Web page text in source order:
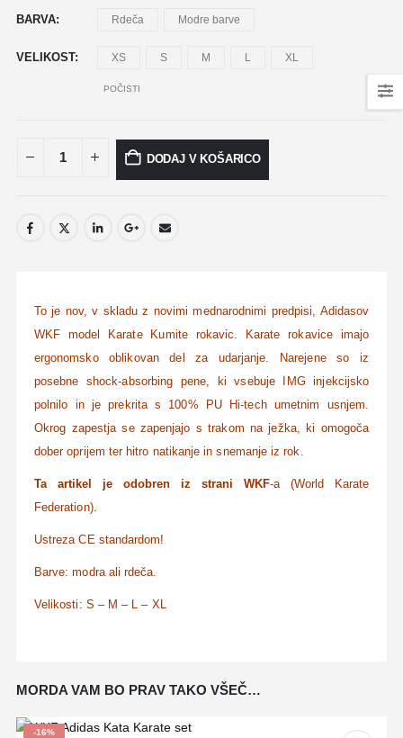
BARVA Rdeča Modre barve
VELIKOST XS S M L XL
POČISTI
DODAJ V KOŠARICO
To je nov, v skladu z novimi mednarodnimi predpisi, Adidasov
WKF model Karate Kumite rokavic. Karate rokavice imajo
ergonomsko oblikovan del za udarjanje. Narejene so iz
posebne shock-absorbing pene, ki vsebuje IMG injekcijsko
polnilo in je prekrita s 100% PU Hi-tech umetnim usnjem.
Okrog zapestja se zapenjajo s trakom na ježka, ki omogoča
dober oprijem ter hitro natikanje in snemanje iz rok.
Ta artikel je odobren iz strani WKF-a (World Karate
Federation).
Ustreza CE standardom!
Barve: modra ali rdeča.
Velikosti: S – M – L – XL
MORDA VAM BO PRAV TAKO VŠEČ…
-16%